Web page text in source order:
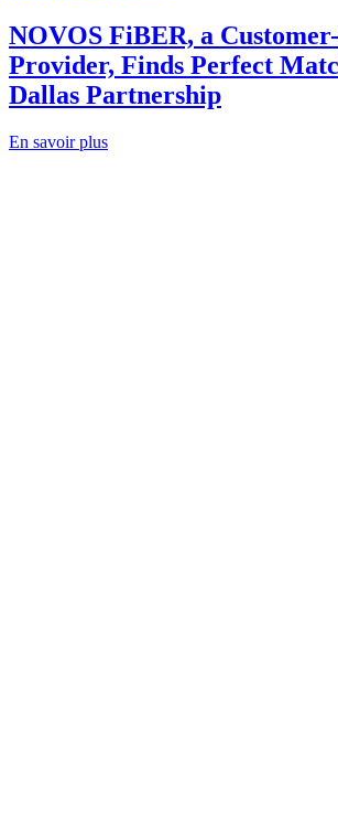
NOVOS FiBER, a
Provider, Finds Perfect
Dallas Partnership
En savoir plus